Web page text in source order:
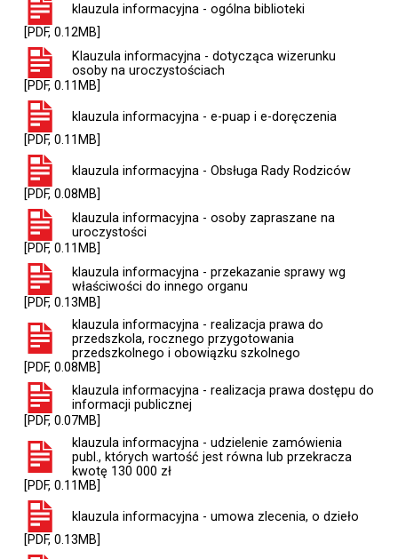
klauzula informacyjna - ogólna biblioteki
[PDF, 0.12MB]
Klauzula informacyjna - dotycząca wizerunku
osoby na uroczystościach
[PDF, 0.11MB]
klauzula informacyjna - e-puap i e-doręczenia
[PDF, 0.11MB]
klauzula informacyjna - Obsługa Rady Rodziców
[PDF, 0.08MB]
klauzula informacyjna - osoby zapraszane na
uroczystości
[PDF, 0.11MB]
klauzula informacyjna - przekazanie sprawy wg
właściwości do innego organu
[PDF, 0.13MB]
klauzula informacyjna - realizacja prawa do
przedszkola, rocznego przygotowania
przedszkolnego i obowiązku szkolnego
[PDF, 0.08MB]
klauzula informacyjna - realizacja prawa dostępu do
informacji publicznej
[PDF, 0.07MB]
klauzula informacyjna - udzielenie zamówienia
publ., których wartość jest równa lub przekracza
kwotę 130 000 zł
[PDF, 0.11MB]
klauzula informacyjna - umowa zlecenia, o dzieło
[PDF, 0.13MB]